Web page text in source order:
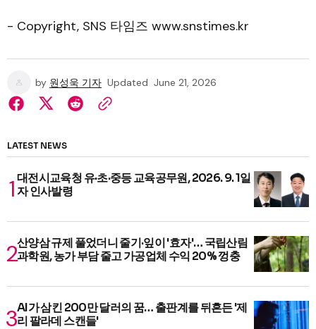
- Copyright, SNS 타임즈 www.snstimes.kr
by 원성욱 기자 Updated June 21, 2026
LATEST NEWS
대전시교육청 유·초·중등 교육공무원, 2026. 9. 1일
자 인사발령
산양삼 규제 풀었더니 줄기·잎이 '효자'… 국립산림
과학원, 농가 부담 줄고 가공업체 수익 20% 껑충
AI가 삼킨 200만 달러의 꿈… 출판계를 뒤흔든 '제
리 팔라데 스캔들'